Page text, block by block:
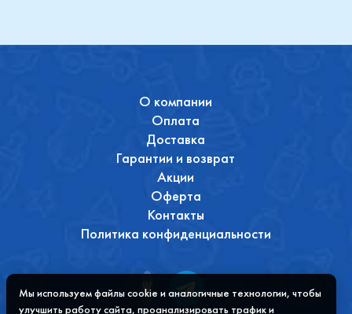
О компании
Оплата
Доставка
Гарантии и возврат
Акции
Оферта
Контакты
Политика конфиденциальности
Мы используем файлы cookie и аналогичные технологии, чтобы
улучшить работу сайта, проанализировать трафик и